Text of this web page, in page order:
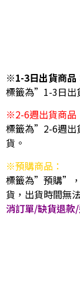
※1-3日出貨商品
標籤為”1-3日出
※2-6週出貨商品
標籤為”2-6週出
貨。
※預購商品：
標籤為”預購”，
貨，出貨時間無
消訂單/缺貨退款/